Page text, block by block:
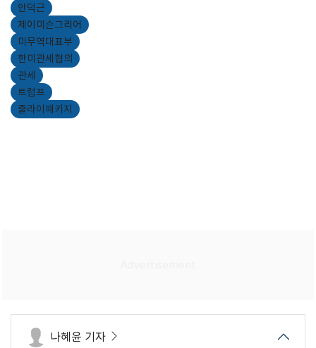
안덕근
제이미슨그리어
미무역대표부
한미관세협의
관세
트럼프
줄라이패키지
나혜윤 기자